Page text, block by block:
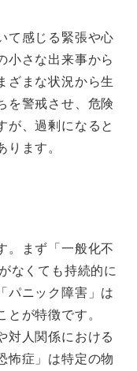
て感じる緊張や心
小さな出来事から
ざまな状況から生
を警戒させ、危険
が、過剰になると
ます。
。まず「一般化不
なくても持続的に
パニック障害」は
が特徴です。
対人関係における
怖症」は特定の物